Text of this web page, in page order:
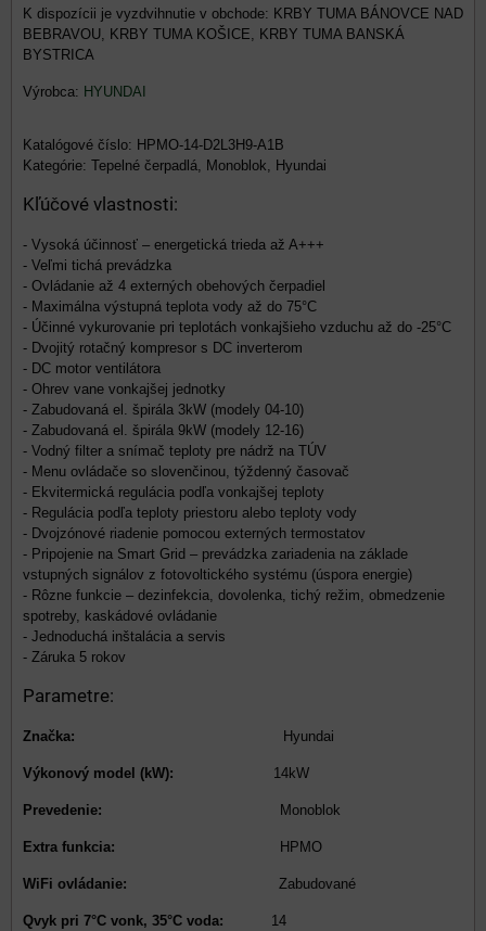
KRBY TUMA BÁNOVCE NAD
BEBRAVOU, KRBY TUMA KOŠICE, KRBY TUMA BANSKÁ
BYSTRICA
Výrobca: HYUNDAI
Katalógové číslo: HPMO-14-D2L3H9-A1B
Kategórie: Tepelné čerpadlá, Monoblok, Hyundai
Kľúčové vlastnosti:
- Vysoká účinnosť – energetická trieda až A+++
- Veľmi tichá prevádzka
- Ovládanie až 4 externých obehových čerpadiel
- Maximálna výstupná teplota vody až do 75°C
- Účinné vykurovanie pri teplotách vonkajšieho vzduchu až do -25°C
- Dvojitý rotačný kompresor s DC inverterom
- DC motor ventilátora
- Ohrev vane vonkajšej jednotky
- Zabudovaná el. špirála 3kW (modely 04-10)
- Zabudovaná el. špirála 9kW (modely 12-16)
- Vodný filter a snímač teploty pre nádrž na TÚV
- Menu ovládače so slovenčinou, týždenný časovač
- Ekvitermická regulácia podľa vonkajšej teploty
- Regulácia podľa teploty priestoru alebo teploty vody
- Dvojzónové riadenie pomocou externých termostatov
- Pripojenie na Smart Grid – prevádzka zariadenia na základe
vstupných signálov z fotovoltického systému (úspora energie)
- Rôzne funkcie – dezinfekcia, dovolenka, tichý režim, obmedzenie
spotreby, kaskádové ovládanie
- Jednoduchá inštalácia a servis
- Záruka 5 rokov
Parametre:
Značka: Hyundai
Výkonový model (kW): 14kW
Prevedenie: Monoblok
Extra funkcia: HPMO
WiFi ovládanie: Zabudované
Qvyk pri 7°C vonk, 35°C voda: 14